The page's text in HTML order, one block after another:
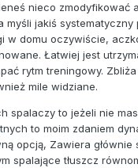
nieco zmodyfikować
myśli jakiś systematyczny
w domu oczywiście,
Łatwiej jest
rytm treningowy.
mile widziane.
spalaczy to jeżeli nie
to moim zdaniem
opcją, Zawiera głównie
spalające tłuszcz